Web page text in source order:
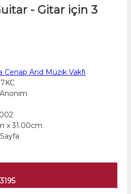
- Gitar için 3
Cenap And Müzik Vakfı
Anonim
x 31.00cm